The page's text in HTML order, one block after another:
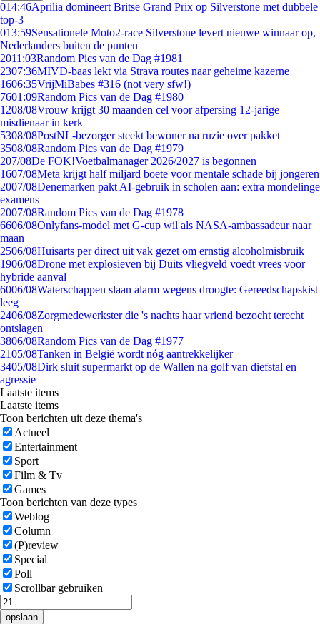
014:46Aprilia domineert Britse Grand Prix op Silverstone met dubbele
top-3
013:59Sensationele Moto2-race Silverstone levert nieuwe winnaar op,
Nederlanders buiten de punten
2011:03Random Pics van de Dag #1981
2307:36MIVD-baas lekt via Strava routes naar geheime kazerne
1606:35VrijMiBabes #316 (not very sfw!)
7601:09Random Pics van de Dag #1980
1208/08Vrouw krijgt 30 maanden cel voor afpersing 12-jarige
misdienaar in kerk
5308/08PostNL-bezorger steekt bewoner na ruzie over pakket
3508/08Random Pics van de Dag #1979
207/08De FOK!Voetbalmanager 2026/2027 is begonnen
1607/08Meta krijgt half miljard boete voor mentale schade bij jongeren
2007/08Denemarken pakt AI-gebruik in scholen aan: extra mondelinge
examens
2007/08Random Pics van de Dag #1978
6606/08Onlyfans-model met G-cup wil als NASA-ambassadeur naar
maan
2506/08Huisarts per direct uit vak gezet om ernstig alcoholmisbruik
1906/08Drone met explosieven bij Duits vliegveld voedt vrees voor
hybride aanval
6006/08Waterschappen slaan alarm wegens droogte: Gereedschapskist
leeg
2406/08Zorgmedewerkster die 's nachts haar vriend bezocht terecht
ontslagen
3806/08Random Pics van de Dag #1977
2105/08Tanken in België wordt nóg aantrekkelijker
3405/08Dirk sluit supermarkt op de Wallen na golf van diefstal en
agressie
Laatste items
Laatste items
Toon berichten uit deze thema's
Actueel
Entertainment
Sport
Film & Tv
Games
Toon berichten van deze types
Weblog
Column
(P)review
Special
Poll
Scrollbar gebruiken
opslaan